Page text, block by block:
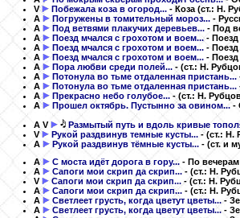
V
Побежала коза в огород... - Коза (ст.: Н.
A
Погружены в томительный мороз... -
A
Под ветвями плакучих деревьев... - Под
A
Поезд мчался с грохотом и воем...- Поезд
A
Поезд мчался с грохотом и воем... - Поезд
A
Поезд мчался с грохотом и воем... - Поезд
A
Пора любви среди полей... - (ст.: Н.
A
Потонула во тьме отдаленная пристань...
A
Потонула во тьме отдаленная пристань...
A
Прекрасно небо голубое... - (ст.: Н.
A
Прошел октябрь. Пустынно за овином... -
A V Размытый путь и вдоль кривые
V
Рукой раздвинув темные кусты... -(ст.: Н.
A
Рукой раздвинув тёмные кусты... - (ст. и
A
С моста идёт дорога в гору... - По вечерам
A
Сапоги мои скрип да скрип... - (ст.: Н.
V
Сапоги мои скрип да скрип... - (ст.: Н.
A
Сапоги мои скрип да скрип... - (ст.: Н.
A
Светлеет грусть, когда цветут цветы... -
A
Светлеет грусть, когда цветут цветы... -